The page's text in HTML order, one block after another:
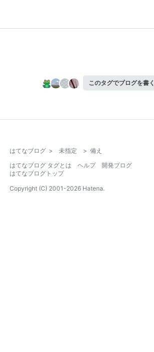
このタグでブログを書く
はてなブログ > 未指定 > 備え
はてなブログ タグとは
ヘルプ
開発ブログ
はてなブログトップ
Copyright (C) 2001-2026 Hatena.